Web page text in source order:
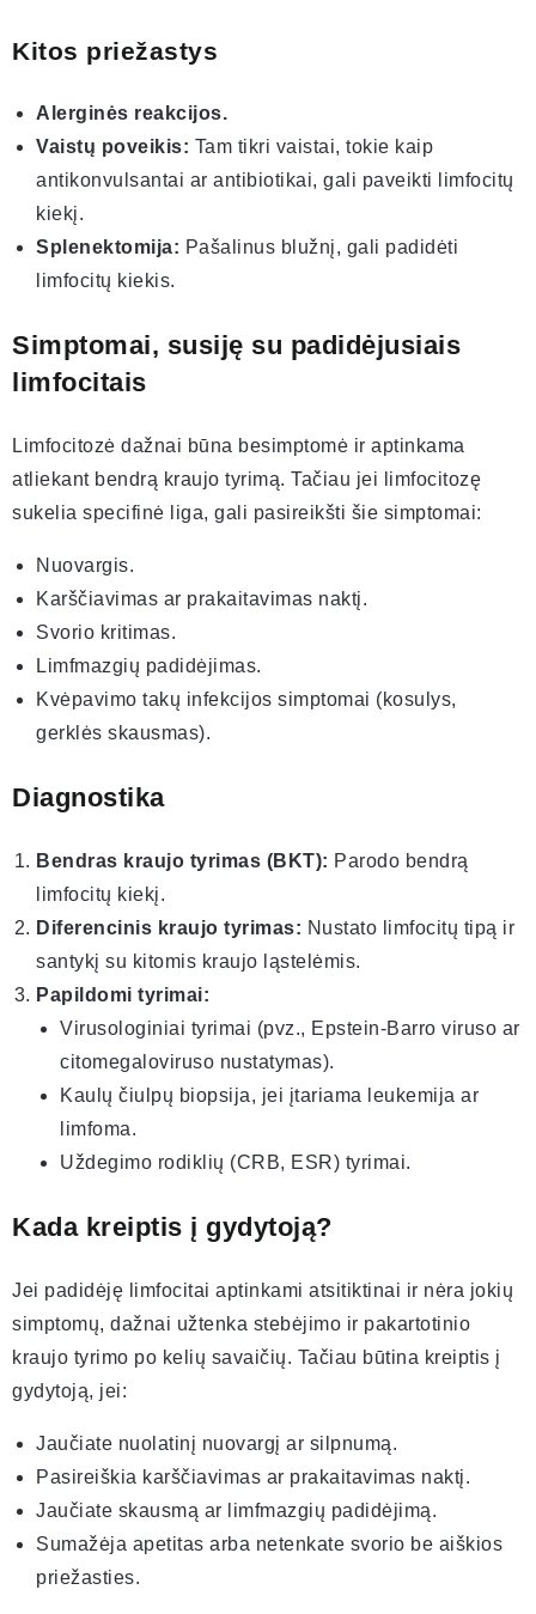
Kitos priežastys
Alerginės reakcijos.
Vaistų poveikis: Tam tikri vaistai, tokie kaip
antikonvulsantai ar antibiotikai, gali paveikti limfocitų
kiekį.
Splenektomija: Pašalinus blužnį, gali padidėti
limfocitų kiekis.
Simptomai, susiję su padidėjusiais
limfocitais
Limfocitozė dažnai būna besimptomė ir aptinkama
atliekant bendrą kraujo tyrimą. Tačiau jei limfocitozę
sukelia specifinė liga, gali pasireikšti šie simptomai:
Nuovargis.
Karščiavimas ar prakaitavimas naktį.
Svorio kritimas.
Limfmazgių padidėjimas.
Kvėpavimo takų infekcijos simptomai (kosulys,
gerklės skausmas).
Diagnostika
Bendras kraujo tyrimas (BKT): Parodo bendrą
limfocitų kiekį.
Diferencinis kraujo tyrimas: Nustato limfocitų tipą ir
santykį su kitomis kraujo ląstelėmis.
Papildomi tyrimai:
Virusologiniai tyrimai (pvz., Epstein-Barro viruso ar
citomegaloviruso nustatymas).
Kaulų čiulpų biopsija, jei įtariama leukemija ar
limfoma.
Uždegimo rodiklių (CRB, ESR) tyrimai.
Kada kreiptis į gydytoją?
Jei padidėję limfocitai aptinkami atsitiktinai ir nėra jokių
simptomų, dažnai užtenka stebėjimo ir pakartotinio
kraujo tyrimo po kelių savaičių. Tačiau būtina kreiptis į
gydytoją, jei:
Jaučiate nuolatinį nuovargį ar silpnumą.
Pasireiškia karščiavimas ar prakaitavimas naktį.
Jaučiate skausmą ar limfmazgių padidėjimą.
Sumažėja apetitas arba netenkate svorio be aiškios
priežasties.